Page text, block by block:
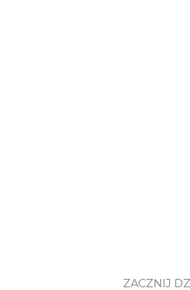
ZACZNIJ